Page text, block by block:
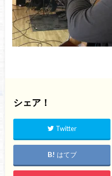
シェア！
Twitter
はてブ